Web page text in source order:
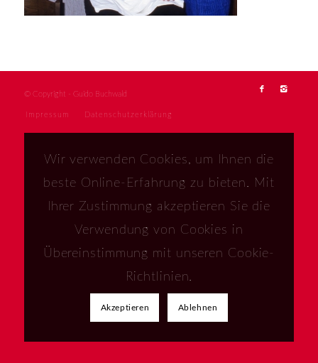
© Copyright - Guido Buchwald
Impressum Datenschutzerklärung
Wir verwenden Cookies, um Ihnen die
beste Online-Erfahrung zu bieten. Mit
Ihrer Zustimmung akzeptieren Sie die
Verwendung von Cookies in
Übereinstimmung mit unseren Cookie-
Richtlinien.
Akzeptieren Ablehnen